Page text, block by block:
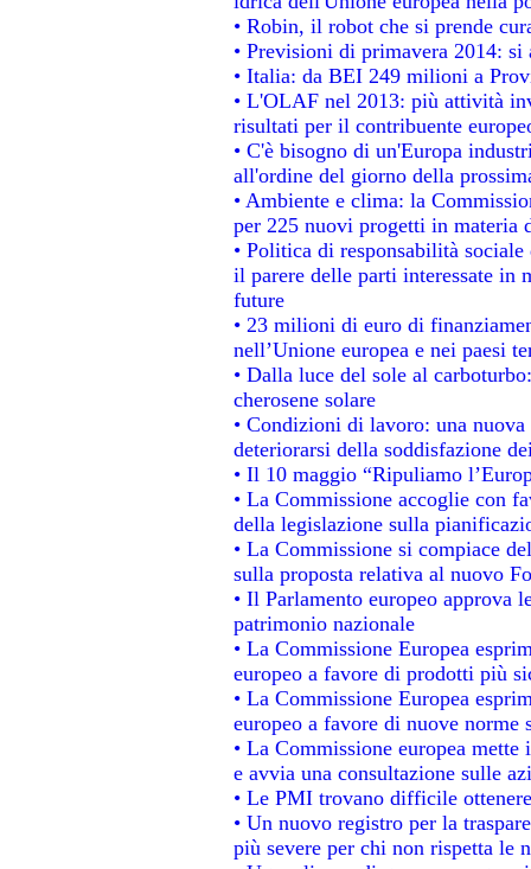
• Robin, il robot che si prende
• Previsioni di primavera 2014: si
• Italia: da BEI 249 milioni a
• L'OLAF nel 2013: più attività
risultati per il contribuente
• C'è bisogno di un'Europa
all'ordine del giorno della
• Ambiente e clima: la
per 225 nuovi progetti in materia
• Politica di responsabilità
il parere delle parti interessate in
future
• 23 milioni di euro di
nell’Unione europea e nei paesi
• Dalla luce del sole al
cherosene solare
• Condizioni di lavoro: una
deteriorarsi della soddisfazione
• Il 10 maggio “Ripuliamo
• La Commissione accoglie con
della legislazione sulla
• La Commissione si compiace
sulla proposta relativa al nuovo
• Il Parlamento europeo approva
patrimonio nazionale
• La Commissione Europea
europeo a favore di prodotti più
• La Commissione Europea
europeo a favore di nuove norme
• La Commissione europea
e avvia una consultazione sulle
• Le PMI trovano difficile
• Un nuovo registro per la
più severe per chi non rispetta le